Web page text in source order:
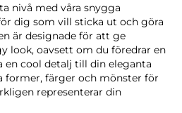
nivå med våra snygga
dig som vill sticka ut och göra
är designade för att ge
look, oavsett om du föredrar en
en cool detalj till din eleganta
former, färger och mönster för
representerar din